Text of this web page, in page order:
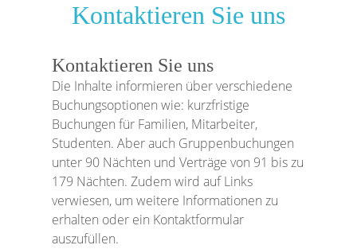
Kontaktieren Sie uns
Kontaktieren Sie uns
Die Inhalte informieren über verschiedene
Buchungsoptionen wie: kurzfristige
Buchungen für Familien, Mitarbeiter,
Studenten. Aber auch Gruppenbuchungen
unter 90 Nächten und Verträge von 91 bis zu
179 Nächten. Zudem wird auf Links
verwiesen, um weitere Informationen zu
erhalten oder ein Kontaktformular
auszufüllen.